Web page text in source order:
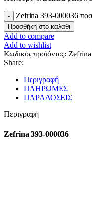
Zefrina 393-000036
Προσθήκη στο καλάθι
Add to compare
Add to wishlist
Κωδικός προϊόντος:
Share:
Περιγραφή
ΠΛΗΡΩΜΕΣ
ΠΑΡΑΔΟΣΕΙΣ
Περιγραφή
Zefrina 393-000036